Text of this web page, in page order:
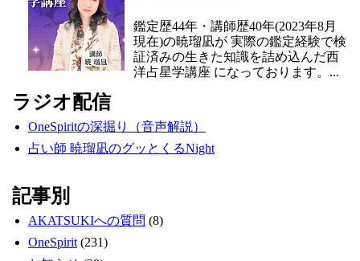
鑑定歴44年・講師歴40年(2023年8月
現在)の暁瑠凪が 実際の鑑定経験で検
証済みの生きた知識を詰め込んだ西
洋占星学講座 になっております。...
ラジオ配信
OneSpiritの深掘り（音声解説）
占い師 暁瑠凪のグッとくるNight
記事別
AKATSUKIへの質問 (8)
OneSpirit (231)